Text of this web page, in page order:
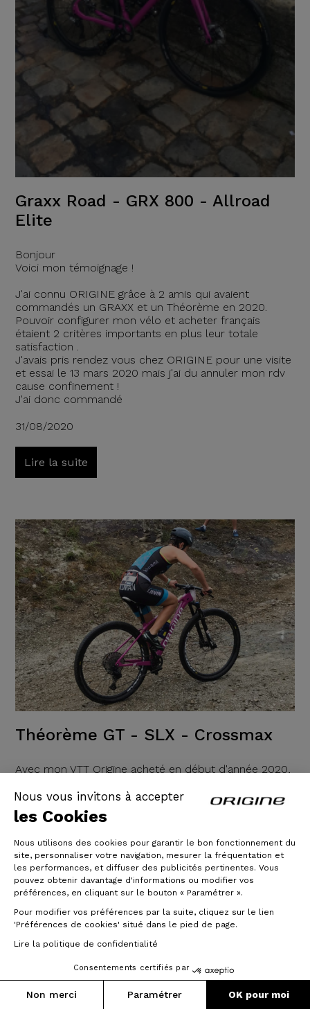
Nous vous invitons à accepter
les Cookies
Nous utilisons des cookies pour garantir le bon fonctionnement du
site, personnaliser votre navigation, mesurer la fréquentation et
les performances, et diffuser des publicités pertinentes. Vous
pouvez obtenir davantage d'informations ou modifier vos
préférences, en cliquant sur le bouton « Paramétrer ».
Pour modifier vos préférences par la suite, cliquez sur le lien
'Préférences de cookies' situé dans le pied de page.
Lire la politique de confidentialité
Consentements certifiés par
Non merci Paramétrer OK pour moi
Graxx Road - GRX 800 - Allroad
Elite
Bonjour
Voici mon témoignage !
J'ai connu ORIGINE grâce à 2 amis qui avaient
commandés un GRAXX et un Théorème en 2020.
Pouvoir configurer mon vélo et acheter français
étaient 2 critères importants en plus leur totale
satisfaction .
J'avais pris rendez vous chez ORIGINE pour une visite
et essai le 13 mars 2020 mais j'ai du annuler mon rdv
cause confinement !
J'ai donc commandé
31/08/2020
Lire la suite
Théorème GT - SLX - Crossmax
Avec mon VTT Origine acheté en début d'année 2020,
à de nombreuses compétitions de cross triathlon et
de cyclocross VTT. Je peux m'entraîner dans les terrils
du Nord comme dans la montagne Jurassienne en
les chemins pierreux.... Il s'adapte partout grâce à ses
roues en 29 pouces
26/08/2020
Lire la suite